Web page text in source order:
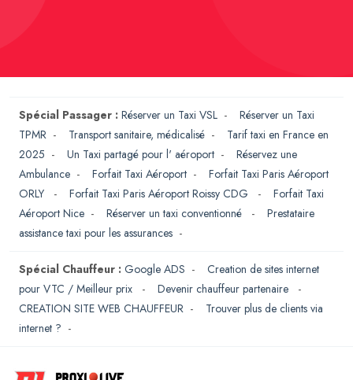
Spécial Passager : Réserver un Taxi VSL - Réserver un Taxi
TPMR - Transport sanitaire, médicalisé - Tarif taxi en France en
2025 - Un Taxi partagé pour l' aéroport - Réservez une
Ambulance - Forfait Taxi Aéroport - Forfait Taxi Paris Aéroport
ORLY
- Forfait Taxi Paris Aéroport Roissy CDG - Forfait Taxi
Aéroport Nice - Réserver un taxi conventionné - Prestataire
assistance taxi pour les assurances -
Spécial Chauffeur : Google ADS - Creation de sites internet
pour VTC / Meilleur prix
- Devenir chauffeur partenaire
-
CREATION SITE WEB CHAUFFEUR - Trouver plus de clients via
internet ? -